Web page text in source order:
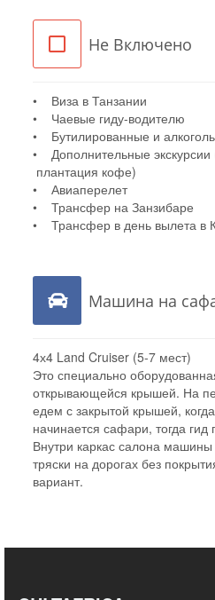
Не Включено
• Виза в Танзании
• Чаевые гиду-водителю
• Бутилированные и
• Дополнительные экскурсии
плантация кофе)
• Авиаперелет
• Трансфер на Занзибаре
• Трансфер в день вылета в
Машина на
4х4 Land Cruiser (5-7 мест)
Это специально
открывающейся крышей. На
едем с закрытой крышей,
начинается сафари, тогда
Внутри каркас салона
тряски на дорогах без
вариант.